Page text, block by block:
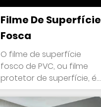
Filme De Superfície
Fosca
O filme de superfície
fosco de PVC, ou filme
protetor de superfície, é
amplam...